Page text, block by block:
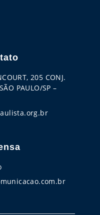
205 CONJ.
PAULO/SP –